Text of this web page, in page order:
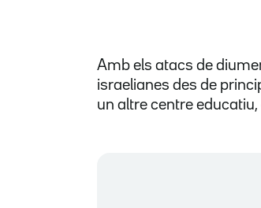
Amb els atacs de
israelianes des de
un altre centre